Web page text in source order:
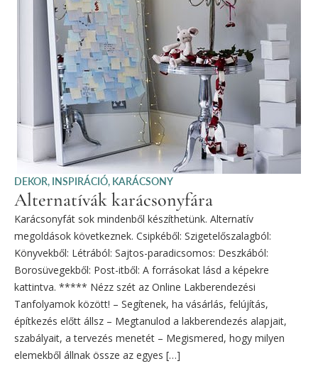
DEKOR, INSPIRÁCIÓ, KARÁCSONY
Alternatívák karácsonyfára
Karácsonyfát sok mindenből készíthetünk. Alternatív
megoldások következnek. Csipkéből: Szigetelőszalagból:
Könyvekből: Létrából: Sajtos-paradicsomos: Deszkából:
Borosüvegekből: Post-itből: A forrásokat lásd a képekre
kattintva. ***** Nézz szét az Online Lakberendezési
Tanfolyamok között! – Segítenek, ha vásárlás, felújítás,
építkezés előtt állsz – Megtanulod a lakberendezés alapjait,
szabályait, a tervezés menetét – Megismered, hogy milyen
elemekből állnak össze az egyes […]